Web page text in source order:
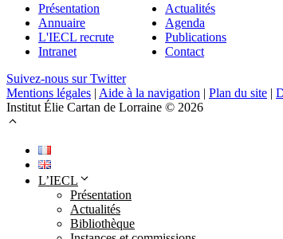
Présentation
Annuaire
L'IECL recrute
Intranet
Actualités
Agenda
Publications
Contact
Suivez-nous sur Twitter
Mentions légales | Aide à la navigation | Plan du site |
Institut Élie Cartan de Lorraine © 2026
L’IECL
Présentation
Actualités
Bibliothèque